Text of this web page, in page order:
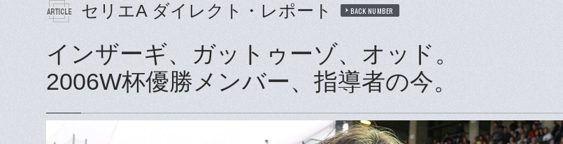
セリエA ダイレクト・レポート BACK NUMBER
インザーギ、ガットゥーゾ、オッド。
2006W杯優勝メンバー、指導者の今。